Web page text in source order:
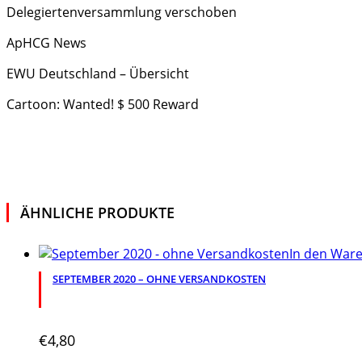
Delegiertenversammlung verschoben
ApHCG News
EWU Deutschland – Übersicht
Cartoon: Wanted! $ 500 Reward
ÄHNLICHE PRODUKTE
In den
SEPTEMBER 2020 – OHNE VERSANDKOSTEN
€4,80